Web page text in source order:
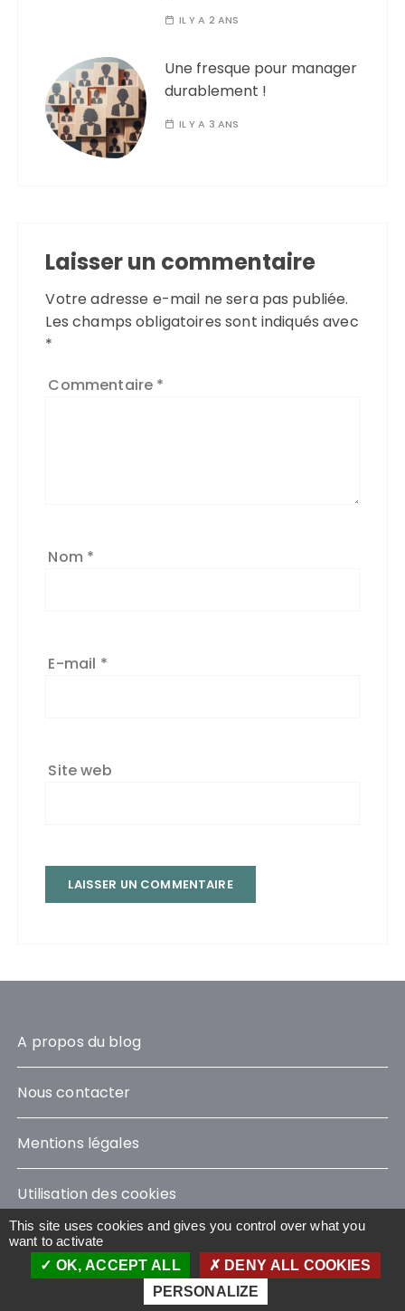
IL Y A 2 ANS
Une fresque pour manager
durablement !
IL Y A 3 ANS
Laisser un commentaire
Votre adresse e-mail ne sera pas publiée.
Les champs obligatoires sont indiqués avec
*
Commentaire *
Nom *
E-mail *
Site web
A propos du blog
Nous contacter
Mentions légales
Utilisation des cookies
Le Blog Sustainability © 2023 - Tous droits réservés
This site uses cookies and gives you control over what you
want to activate
OK, ACCEPT ALL
DENY ALL COOKIES
PERSONALIZE